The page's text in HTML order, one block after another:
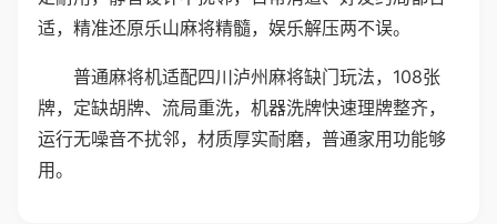
适，精准还原乐山麻将精髓，娱乐解压两不误。
普通麻将机适配四川泸州麻将缺门玩法，108张
牌，定缺胡牌、流局重洗，机器洗牌快速理牌整齐，
运行无噪音不扰邻，材质厚实耐磨，普通家用功能够
用。